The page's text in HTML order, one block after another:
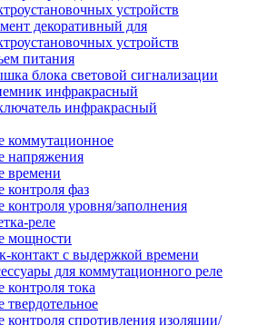
устройств
декоративный для
устройств
питания
блока световой сигнализации
инфракрасный
инфракрасный
коммутационное
напряжения
времени
контроля фаз
контроля уровня/заполнения
реле
мощности
контакт с выдержкой времени
для коммутационного реле
контроля тока
твердотельное
контроля спротивления изоляции/